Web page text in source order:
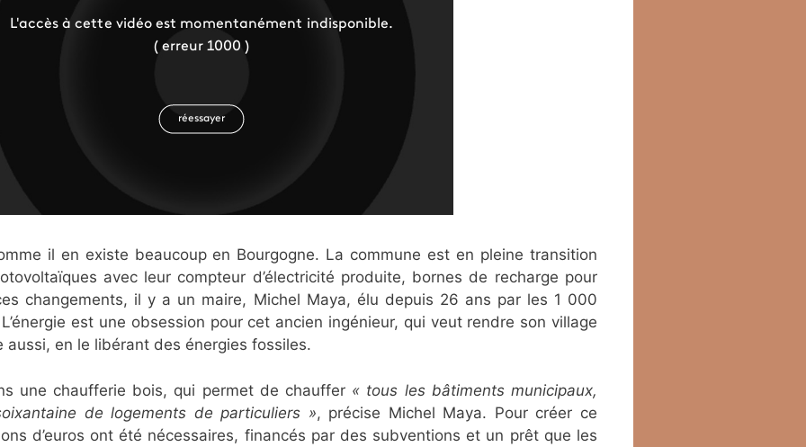
il en existe beaucoup en Bourgogne. La commune est en pleine transition
avec leur compteur d’électricité produite, bornes de recharge pour
changements, il y a un maire, Michel Maya, élu depuis 26 ans par les 1 000
est une obsession pour cet ancien ingénieur, qui veut rendre son village
aussi, en le libérant des énergies fossiles.
une chaufferie bois, qui permet de chauffer « tous les bâtiments municipaux,
de logements de particuliers », précise Michel Maya. Pour créer ce
d’euros ont été nécessaires, financés par des subventions et un prêt que les